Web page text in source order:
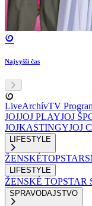
Najvyšší čas
LiveArchívTV
JOJJOJ PLAYJOJ
JOJKASTINGYJOJ
LIFESTYLE
ŽENSKÉTOPSTAR
LIFESTYLE
ŽENSKÉ TOPSTAR
SPRAVODAJSTVO